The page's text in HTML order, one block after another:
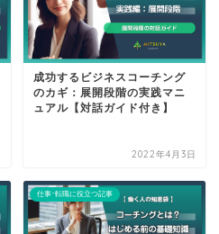
成功するビジネスコーチング
のカギ：展開段階の実践マニ
ュアル【対話ガイド付き】
2022年4月3日
仕事･転職に役立つ記事